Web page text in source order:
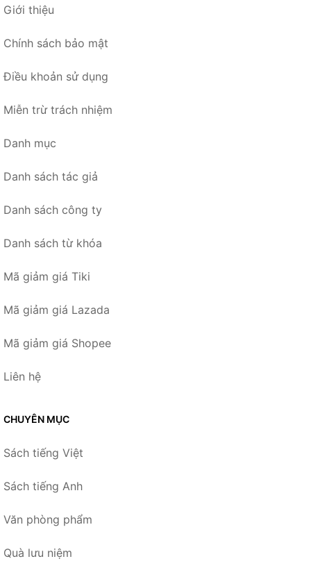
Giới thiệu
Chính sách bảo mật
Điều khoản sử dụng
Miễn trừ trách nhiệm
Danh mục
Danh sách tác giả
Danh sách công ty
Danh sách từ khóa
Mã giảm giá Tiki
Mã giảm giá Lazada
Mã giảm giá Shopee
Liên hệ
CHUYÊN MỤC
Sách tiếng Việt
Sách tiếng Anh
Văn phòng phẩm
Quà lưu niệm